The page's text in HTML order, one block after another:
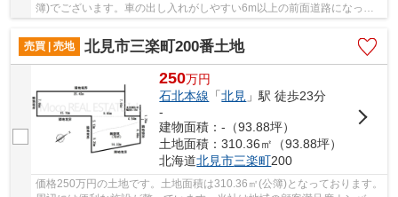
簿)でございます。車の出し入れがしやすい6m以上の前面道路になって
おります。価格220万円でニーズの高い土地です...
売買 | 売地
北見市三楽町200番土地
250万円
石北本線 「北見 」駅 徒歩23分
-
建物面積：-（93.88坪）
土地面積：310.36㎡（93.88坪）
北海道北見市三楽町200
価格250万円の土地です。土地面積は310.36㎡(公簿)となっております。